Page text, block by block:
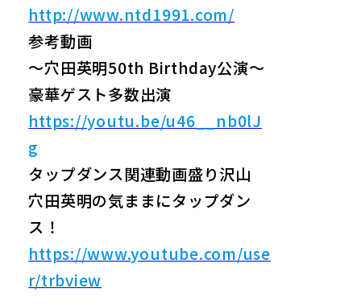
http://www.ntd1991.com/
参考動画
〜穴田英明50th Birthday公演〜
豪華ゲスト多数出演
https://youtu.be/u46__nb0lJ
g
タップダンス関連動画盛り沢山
穴田英明の気ままにタップダン
ス！
https://www.youtube.com/use
r/trbview